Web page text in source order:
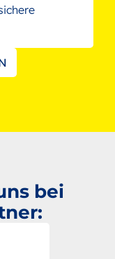
bei